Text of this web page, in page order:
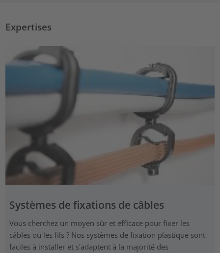
Expertises
Systèmes de fixations de câbles
Vous cherchez un moyen sûr et efficace pour fixer les
câbles ou les fils ? Nos systèmes de fixation plastique sont
faciles à installer et s'adaptent à la majorité des